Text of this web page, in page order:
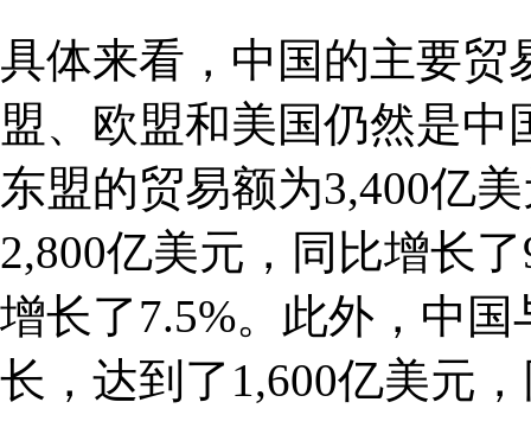
具体来看，中国的主要贸
盟、欧盟和美国仍然是中
东盟的贸易额为3,400亿
2,800亿美元，同比增长
增长了7.5%。此外，中
长，达到了1,600亿美元